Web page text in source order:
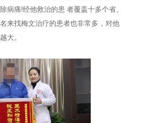
病痛!经他救治的患 者覆盖十多个省、
来找梅文治疗的患者也非常多，对他
大。